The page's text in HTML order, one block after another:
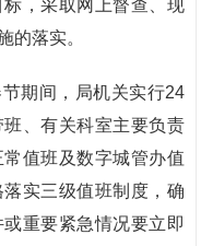
，采取网上督查、现
的落实。
期间，局机关实行24
、有关科室主要负责
值班及数字城管办值
实三级值班制度，确
重要紧急情况要立即